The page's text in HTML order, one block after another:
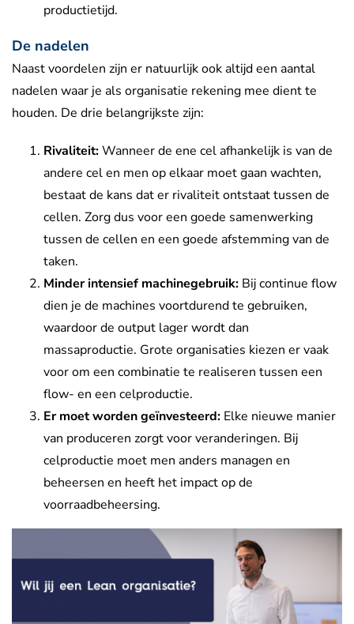
productietijd.
De nadelen
Naast voordelen zijn er natuurlijk ook altijd een aantal
nadelen waar je als organisatie rekening mee dient te
houden. De drie belangrijkste zijn:
Rivaliteit:Wanneer de ene cel afhankelijk is van de
andere cel en men op elkaar moet gaan wachten,
bestaat de kans dat er rivaliteit ontstaat tussen de
cellen. Zorg dus voor een goede samenwerking
tussen de cellen en een goede afstemming van de
taken.
Minder intensief machinegebruik: Bij continue flow
dien je de machines voortdurend te gebruiken,
waardoor de output lager wordt dan
massaproductie. Grote organisaties kiezen er vaak
voor om een combinatie te realiseren tussen een
flow- en een celproductie.
Er moet worden geïnvesteerd: Elke nieuwe manier
van produceren zorgt voor veranderingen. Bij
celproductie moet men anders managen en
beheersen en heeft het impact op de
voorraadbeheersing.